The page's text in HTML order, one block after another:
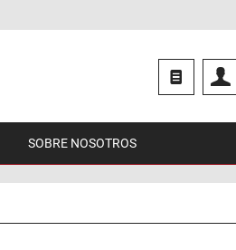
SOBRE NOSOTROS